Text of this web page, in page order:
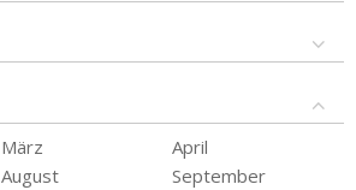
März
April
August
September